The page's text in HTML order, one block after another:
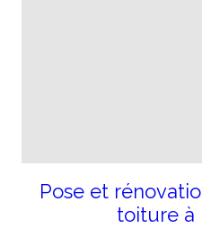
Pose et
toiture à